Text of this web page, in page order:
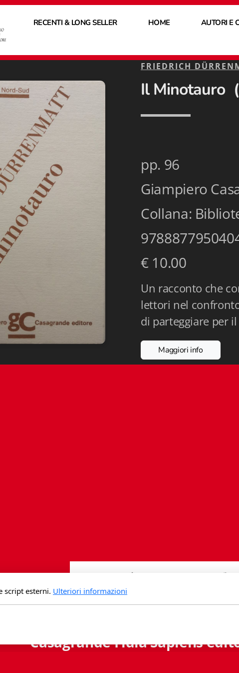
RECENTI & LONG SELLER HOME AUTORI E
FRIEDRICH
Il Minotauro
pp. 96
Giampiero
Collana:
€ 10.00
Un racconto che
lettori nel
di parteggiare per
Maggiori info
Casagrande Fidia Sapiens
script esterni. Ulteriori informazioni